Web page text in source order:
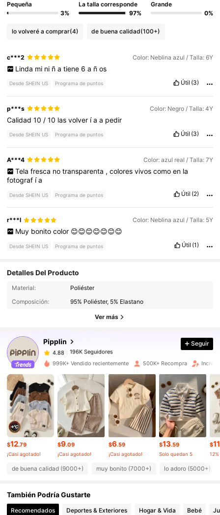
Pequeña
3%
La talla corresponde
97%
Grande
0%
lo volveré a comprar(4) de buena calidad(100+)
c***2 Color: Neblina azul / Talla: 6Y
Linda mi ni ñ a tiene 6 a ñ os
Desde SHEIN US Programa de puntos Útil (3)
p***s Color: Negro / Talla: 4Y
Calidad10 /10 lasvolver íaa pedir
Desde SHEIN US Programa de puntos Útil (3)
A***4 Color: azul real / Talla: 7Y
Tela fresca no transparenta , colores vivos como en la
fotograf ía
Desde SHEIN US Programa de puntos Útil (2)
r***l Color: Neblina azul / Talla: 5Y
Muy bonito color 😊😊😊😊😊😊😊
Desde SHEIN US Programa de puntos Útil (1)
Detalles Del Producto
Material:
Poliéster
Composición:
95% Poliéster, 5% Elastano
Ver más
Pipplin
196K Seguidores
196K Seguidores
4.88
196K Seguidores
a***6
pagóHace 3 horas
4.88 196K Seguidores
4.88 196K Seguidores
4.88 196K Seguidores
4.88 196K Seguidores
4.88 196K Seguidores
Seguir
999K+ Vendido recientemente 500K+ Recompra
$12.79
¡Casi agotado!
$9.09
¡Casi agotado!
$6.59
¡Casi agotado!
$13.59
Solo quedan 5
$11
de buena calidad (9000+) muy bonito (7000+) lo adoro (5000+)
También Podría Gustarte
Recomendados Deportes & Exteriores Hogar & Vida Bebé